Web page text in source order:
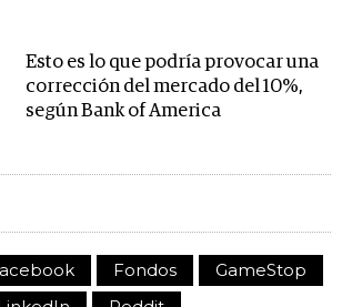
Esto es lo que podría provocar una
corrección del mercado del 10%,
según Bank of America
Fondos
GameStop